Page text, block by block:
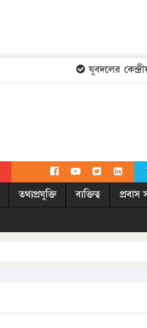
যুবদলের কেন্দ্রীয়
তথ্যপ্রযুক্তি ব্যক্তিত্ব প্রবাস